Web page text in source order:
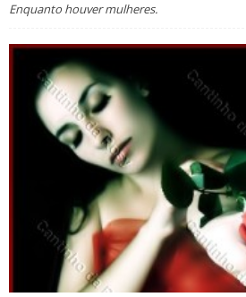
Enquanto houver mulheres.